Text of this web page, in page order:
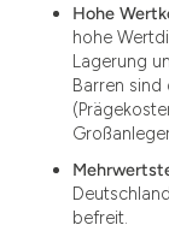
Hohe
hohe
Lagerung
Barren
befreit.